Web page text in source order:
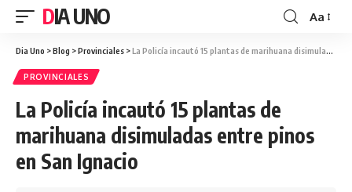
DIA UNO Aa
Dia Uno >Blog >Provinciales >La Policía incautó 15 plantas de marihuana disimuladas entre pinos en San Ignacio
PROVINCIALES
La Policía incautó 15 plantas de
marihuana disimuladas entre pinos
en San Ignacio